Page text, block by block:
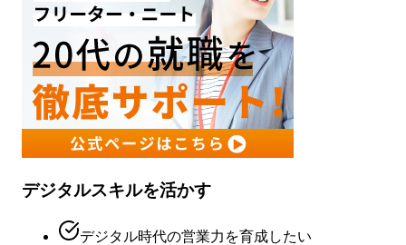
デジタルスキルを活かす
デジタル時代の営業力を育成したい